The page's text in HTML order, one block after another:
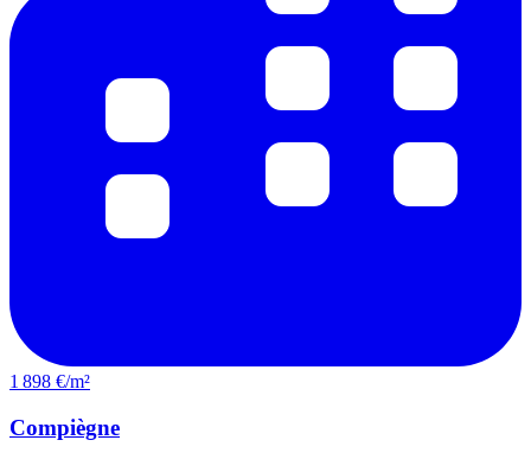
1 898 €/m²
Compiègne